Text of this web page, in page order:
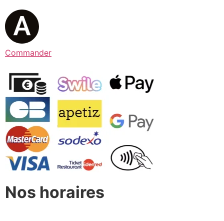
Commander
Nos horaires